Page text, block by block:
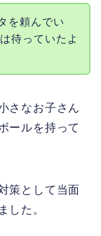
を頼んでい
待っていたよ
さなお子さん
ールを持って
策として当面
した。